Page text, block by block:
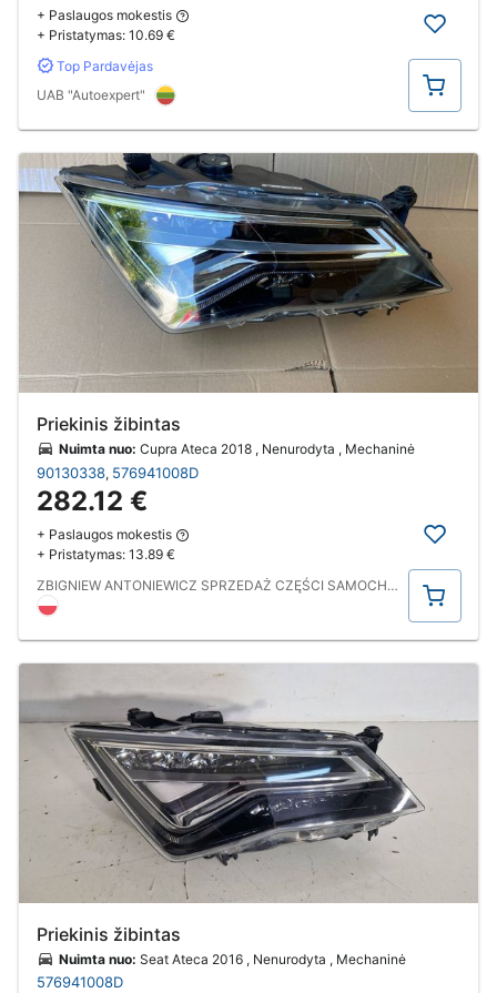
+ Paslaugos mokestis
+ Pristatymas: 10.69 €
Top Pardavėjas
UAB "Autoexpert"
Pirkti
Priekinis žibintas
Nuimta nuo: Cupra Ateca 2018 , Nenurodyta , Mechaninė
90130338, 576941008D
282.12 €
+ Paslaugos mokestis
+ Pristatymas: 13.89 €
ZBIGNIEW ANTONIEWICZ SPRZEDAŻ CZĘŚCI SAMOCHODOWYCH
Pirkti
Priekinis žibintas
Nuimta nuo: Seat Ateca 2016 , Nenurodyta , Mechaninė
576941008D